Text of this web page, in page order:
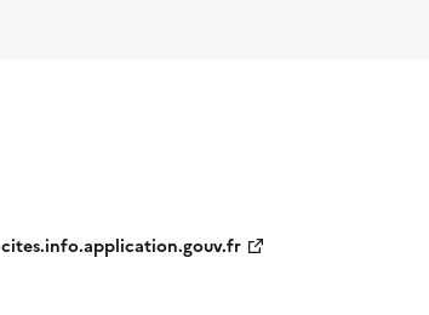
cites.info.application.gouv.fr